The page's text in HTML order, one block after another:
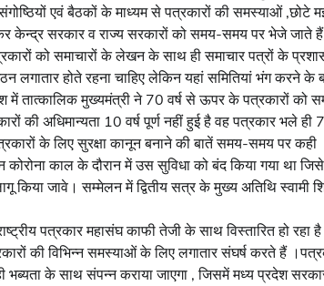
एवं बैठकों के माध्यम से पत्रकारों की समस्याओं ,छोटे
केन्द्र सरकार व राज्य सरकारों को समय-समय पर भेजे जाते
को समाचारों के लेखन के साथ ही समाचार पत्रों के
लगातार होते रहना चाहिए लेकिन यहां समितियां भंग करने के
में तात्कालिक मुख्यमंत्री ने 70 वर्ष से ऊपर के पत्रकारों को
की अधिमान्यता 10 वर्ष पूर्ण नहीं हुई है वह पत्रकार भले ही
के लिए सुरक्षा कानून बनाने की बातें समय-समय पर कही
काल के दौरान में उस सुविधा को बंद किया गया था जिसे
किया जावे। सम्मेलन में द्वितीय सत्र के मुख्य अतिथि स्वामी
पत्रकार महासंघ काफी तेजी के साथ विस्तारित हो रहा
की विभिन्न समस्याओं के लिए लगातार संघर्ष करते हैं
भब्यता के साथ संपन्न कराया जाएगा , जिसमें मध्य प्रदेश